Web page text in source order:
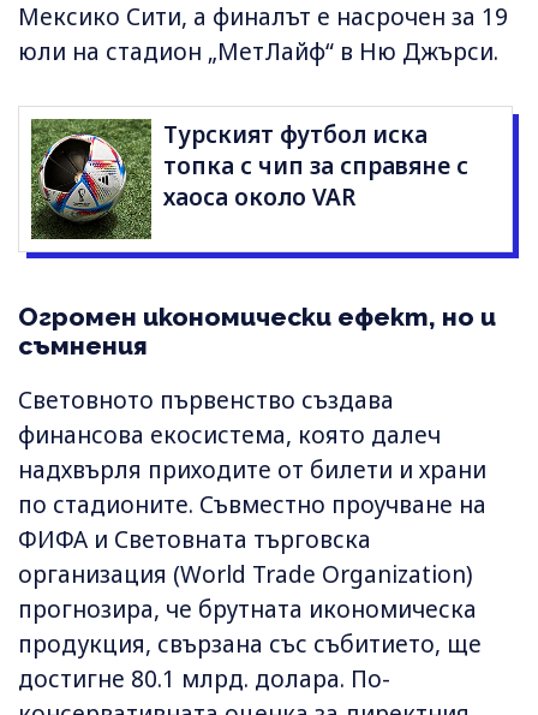
Мексико Сити, а финалът е насрочен за 19
юли на стадион „МетЛайф“ в Ню Джърси.
Турският футбол иска
топка с чип за справяне с
хаоса около VAR
Огромен икономически ефект, но и
съмнения
Световното първенство създава
финансова екосистема, която далеч
надхвърля приходите от билети и храни
по стадионите. Съвместно проучване на
ФИФА и Световната търговска
организация (World Trade Organization)
прогнозира, че брутната икономическа
продукция, свързана със събитието, ще
достигне 80.1 млрд. долара. По-